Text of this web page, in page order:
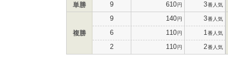
単勝 9 610円 3番人気
複勝
9 140円 3番人気
6 110円 1 番人気
2 110円 2番人気